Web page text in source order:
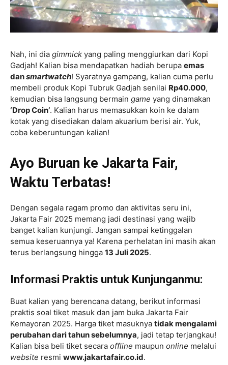
Nah, ini dia gimmick yang paling menggiurkan dari Kopi
Gadjah! Kalian bisa mendapatkan hadiah berupa emas
dansmartwatch! Syaratnya gampang, kalian cuma perlu
membeli produk Kopi Tubruk Gadjah senilai Rp40.000,
kemudian bisa langsung bermain game yang dinamakan
‘Drop Coin’. Kalian harus memasukkan koin ke dalam
kotak yang disediakan dalam akuarium berisi air. Yuk,
coba keberuntungan kalian!
Ayo Buruan ke Jakarta Fair,
Waktu Terbatas!
Dengan segala ragam promo dan aktivitas seru ini,
Jakarta Fair 2025 memang jadi destinasi yang wajib
banget kalian kunjungi. Jangan sampai ketinggalan
semua keseruannya ya! Karena perhelatan ini masih akan
terus berlangsung hingga 13 Juli 2025.
Informasi Praktis untuk Kunjunganmu:
Buat kalian yang berencana datang, berikut informasi
praktis soal tiket masuk dan jam buka Jakarta Fair
Kemayoran 2025. Harga tiket masuknya tidak mengalami
perubahan dari tahun sebelumnya, jadi tetap terjangkau!
Kalian bisa beli tiket secara offline maupun online melalui
website resmi www.jakartafair.co.id.